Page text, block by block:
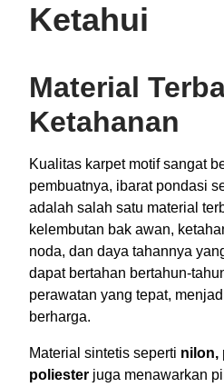
Ketahui
Material
Ketahanan
Kualitas karpet motif sangat
pembuatnya, ibarat pondasi
adalah salah satu material
kelembutan bak awan,
noda, dan daya tahannya
dapat bertahan bertahun-
perawatan yang tepat,
berharga.
Material sintetis seperti nilon,
poliester juga menawarkan